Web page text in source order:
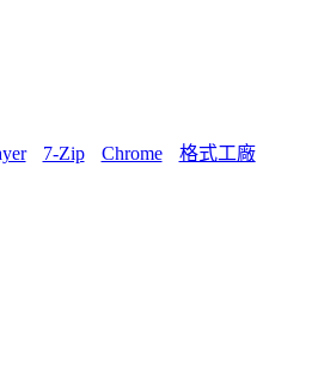
7-Zip Chrome 格式工廠